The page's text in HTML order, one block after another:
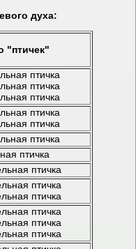
духа:
"птичек"